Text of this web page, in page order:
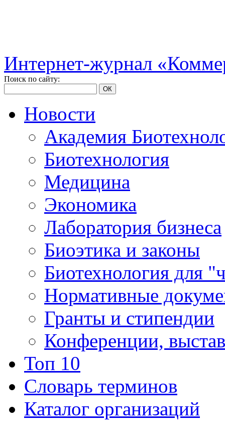
Интернет-журнал
Поиск по сайту:
ОК
Новости
Академия
Биотехнология
Медицина
Экономика
Лаборатория бизнеса
Биоэтика и законы
Биотехнология для
Нормативные
Гранты и стипендии
Конференции,
Топ 10
Словарь терминов
Каталог организаций